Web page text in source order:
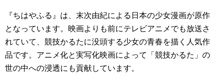
『ちはやふる』は、末次由紀による日本の少女漫画が原作
となっています。映画よりも前にテレビアニメでも放送さ
れていて、競技かるたに没頭する少女の青春を描く人気作
品です。アニメ化と実写化映画によって「競技かるた」の
世の中への浸透にも貢献しています。